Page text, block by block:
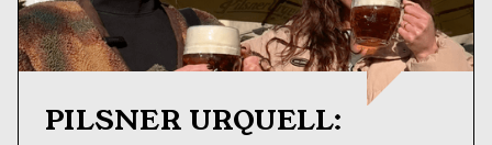
PILSNER URQUELL: